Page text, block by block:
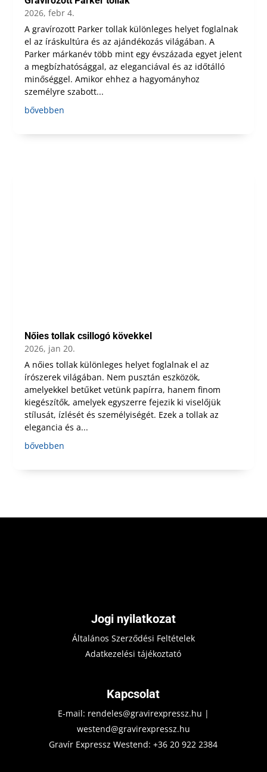
2026, febr 4.
A gravírozott Parker tollak különleges helyet foglalnak
el az íráskultúra és az ajándékozás világában. A
Parker márkanév több mint egy évszázada egyet jelent
a megbízhatósággal, az eleganciával és az időtálló
minőséggel. Amikor ehhez a hagyományhoz
személyre szabott...
bővebben
Nőies tollak csillogó kövekkel
2026, jan 20.
A nőies tollak különleges helyet foglalnak el az
írószerek világában. Nem pusztán eszközök,
amelyekkel betűket vetünk papírra, hanem finom
kiegészítők, amelyek egyszerre fejezik ki viselőjük
stílusát, ízlését és személyiségét. Ezek a tollak az
elegancia és a...
bővebben
Jogi nyilatkozat
Általános Szerződési Feltételek
Adatkezelési tájékoztató
Kapcsolat
E-mail: rendeles@gravirexpressz.hu |
westend@gravirexpressz.hu
Gravír Expressz Westend:+36 20 922 2384